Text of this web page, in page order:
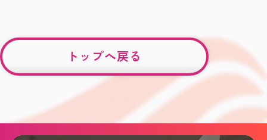
トップへ戻る